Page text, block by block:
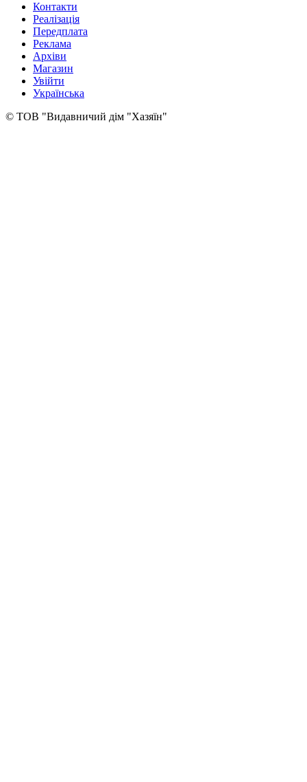
Контакти
Реалізація
Передплата
Реклама
Архіви
Магазин
Увійти
Українська
© ТОВ "Видавничий дім "Хазяїн"